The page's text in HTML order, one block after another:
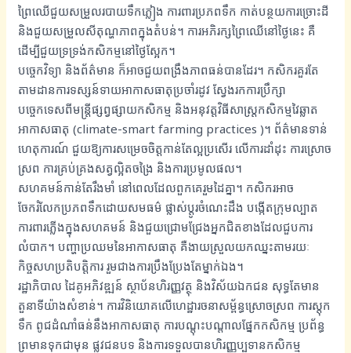
ព្រៃឈើជួយសម្រួលរបាយទឹកភ្លៀង ការពារប្រភពទឹក កាត់បន្ថយការច្រោះដី
និងជួយសម្រួលសីតុណ្ហភាពក្នុងតំបន់។ ការអភិរក្សព្រៃឈើនៅថ្ងៃនេះ គឺ
ដើម្បីជួយទ្រទ្រង់កសិកម្មនៅថ្ងៃស្អែក។
បច្ចេកវិទ្យា និងព័ត៌មាន ក៏អាចជួយពង្រឹងភាពធន់បានដែរ។ កសិករគួរតែ
តាមដានការទស្សន៍ទាយអាកាសធាតុប្រចាំរដូវ ស្វែងរកការប្រឹក្សា
បច្ចេកទេសពីមន្ត្រីផ្សព្វផ្សាយកសិកម្ម និងអនុវត្តវិធីសាស្ត្រកសិកម្មវៃឆ្លាត
អាកាសធាតុ (climate-smart farming practices )។ ព័ត៌មានទាន់
ហេតុការណ៍ ជួយឱ្យការសម្រេចចិត្តកាន់តែល្អប្រសើរ លើការដាំដុះ ការស្រោច
ស្រព ការគ្រប់គ្រងសត្វល្អិតចង្រៃ និងការប្រមូលផល។
សហគមន៍កាន់តែរឹងមាំ នៅពេលដែលពួកគេរួមដៃគ្នា។ កសិករអាច
ចែករំលែកប្រភពទឹកដោយសមធម៌ ផ្លាស់ប្តូរចំណេះដឹង បង្កើតក្រុមល្បាត
ការពារភ្លើងក្នុងសហគមន៍ និងជួយជ្រោមជ្រែងអ្នកជិតខាងដែលជួបការ
លំបាក។ បញ្ហាប្រឈមនៃអាកាសធាតុ គឺងាយស្រួលយកឈ្នះតាមរយៈ
កិច្ចសហប្រតិបត្តិការ រួមជាងការប្រឹងប្រែងតែម្នាក់ឯង។
រដ្ឋាភិបាល ដៃគូអភិវឌ្ឍន៍ ស្ថាប័នហិរញ្ញវត្ថុ និងវិស័យឯកជន សុទ្ធតែមាន
តួនាទីយ៉ាងសំខាន់។ ការវិនិយោគលើហេដ្ឋារចនាសម្ព័ន្ធស្រោចស្រព ការស្តុក
ទឹក ពូជដំណាំធន់នឹងអាកាសធាតុ ការបណ្តុះបណ្តាលផ្នែកកសិកម្ម ប្រព័ន្ធ
ព្រមានទុកជាមុន ផ្លូវជនបទ និងការទទួលបានហិរញ្ញប្បទានកសិកម្ម